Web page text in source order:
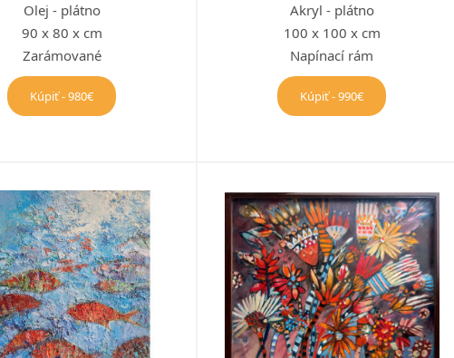
Olej - plátno
90 x 80 x cm
Zarámované
Kúpiť - 980€
Akryl - plátno
100 x 100 x cm
Napínací rám
Kúpiť - 990€